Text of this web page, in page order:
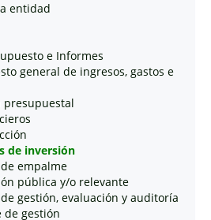
entidad
e Informes
general de ingresos, gastos e
presupuestal
de inversión
empalme
pública y/o relevante
gestión, evaluación y auditoría
de gestión